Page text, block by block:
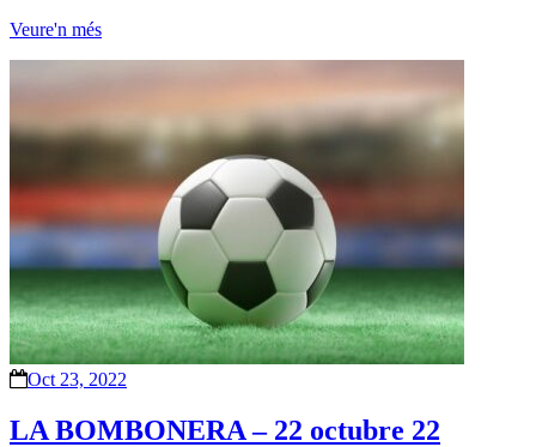
Veure'n més
Oct 23, 2022
LA BOMBONERA – 22 octubre 22